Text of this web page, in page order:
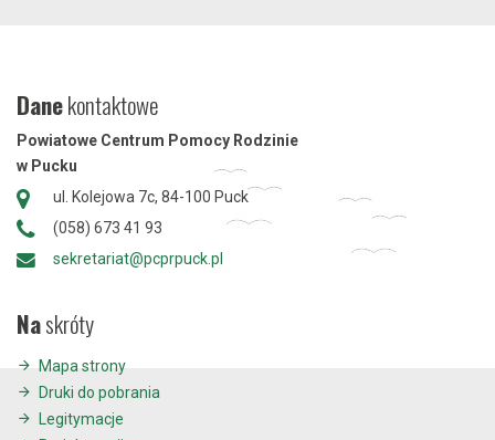
Danekontaktowe
Powiatowe Centrum Pomocy Rodzinie
w Pucku
ul. Kolejowa 7c, 84-100 Puck
(058) 673 41 93
sekretariat@pcprpuck.pl
Naskróty
Mapa strony
Druki do pobrania
Legitymacje